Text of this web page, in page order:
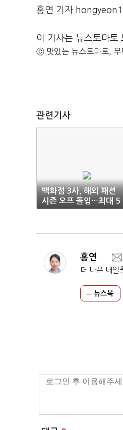
홍연 기자
이 기사는 뉴스토마토
ⓒ 맛있는 뉴스토마토, 무
관련기사
백화점 3사, 해외 패션
시즌 오프 돌입…최대 5
0% 할인
홍연
더 나은 내일
뉴스북